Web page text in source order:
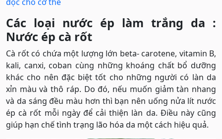
Các loại nước ép làm trắng da :
Nước ép cà rốt
Cà rốt có chứa một lượng lớn beta- carotene, vitamin B,
kali, canxi, coban cùng những khoáng chất bổ dưỡng
khác cho nên đặc biệt tốt cho những người có làn da
xỉn màu và thô ráp. Do đó, nếu muốn giảm tàn nhang
và da sáng đều màu hơn thì bạn nên uống nửa lít nước
ép cà rốt mỗi ngày để cải thiện làn da. Điều này cũng
giúp hạn chế tình trạng lão hóa da một cách hiệu quả.